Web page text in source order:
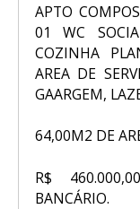
APTO
01 WC
COZINHA
AREA DE
GAARGEM,
64,00M2 DE
R$
BANCÁRIO.